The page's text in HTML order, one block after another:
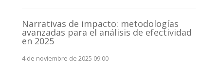
Narrativas de impacto: metodologías
avanzadas para el análisis de efectividad
en 2025
4 de noviembre de 2025 09:00